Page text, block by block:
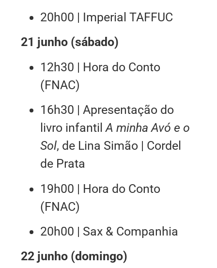
20h00 | Imperial TAFFUC
21 junho (sábado)
12h30 | Hora do Conto
(FNAC)
16h30 | Apresentação do
livro infantilA minha Avó e o
Sol, de Lina Simão | Cordel
de Prata
19h00 | Hora do Conto
(FNAC)
20h00 | Sax & Companhia
22 junho (domingo)